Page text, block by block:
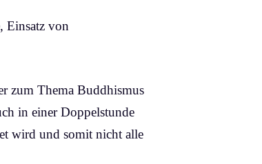
Einsatz von
zum Thema Buddhismus
in einer Doppelstunde
wird und somit nicht alle